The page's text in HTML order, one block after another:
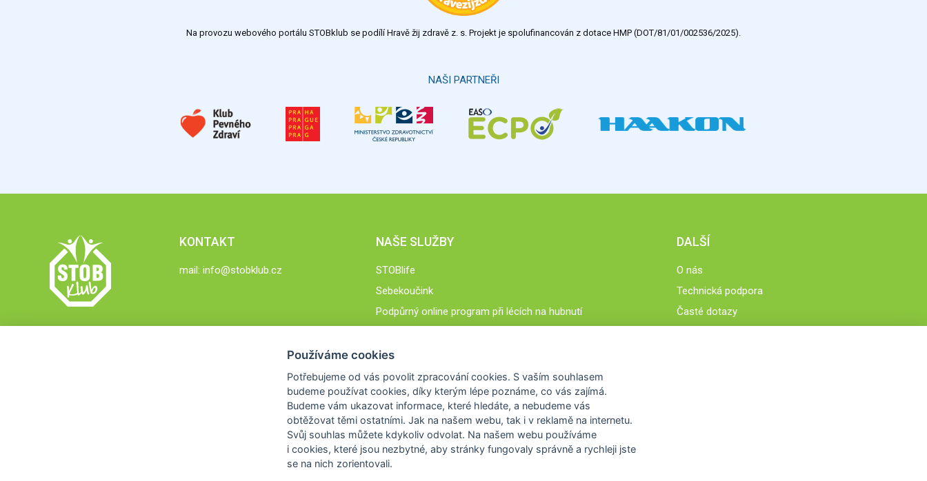
Na provozu webového portálu STOBklub se podílí Hravě žij zdravě z. s. Projekt je spolufinancován z dotace HMP (DOT/81/01/002536/2025).
NAŠI PARTNEŘI
KONTAKT
mail: info@stobklub.cz
NAŠE SLUŽBY
STOBlife
Sebekoučink
Podpůrný online program při lécích na hubnutí
DALŠÍ
O nás
Technická podpora
Časté dotazy
Používáme cookies
Potřebujeme od vás povolit zpracování cookies. S vaším souhlasem
budeme používat cookies, díky kterým lépe poznáme, co vás zajímá.
Budeme vám ukazovat informace, které hledáte, a nebudeme vás
obtěžovat těmi ostatními. Jak na našem webu, tak i v reklamě na internetu.
Svůj souhlas můžete kdykoliv odvolat. Na našem webu používáme
i cookies, které jsou nezbytné, aby stránky fungovaly správně a rychleji jste
se na nich zorientovali.